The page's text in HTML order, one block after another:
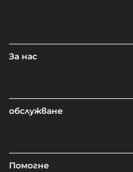
За нас
обслужване
Помогне